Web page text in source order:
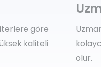
göre
kaliteli
olur.